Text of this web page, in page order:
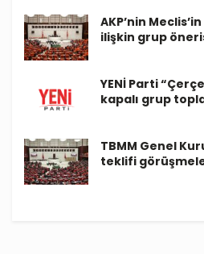
AKP’nin
ilişkin grup
YENİ Parti
kapalı grup
TBMM Genel
teklifi